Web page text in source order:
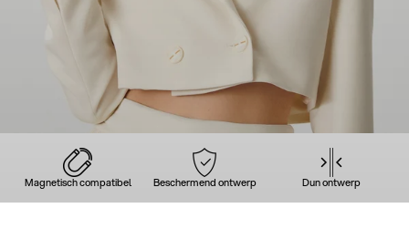
Magnetisch compatibel Beschermend ontwerp Dun ontwerp